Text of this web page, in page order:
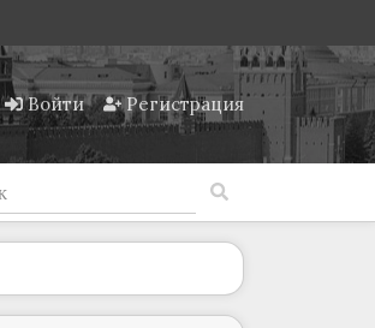
Войти Регистрация